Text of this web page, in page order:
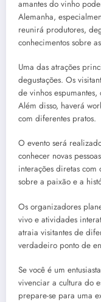
amantes do vinho
Alemanha,
reunirá produtores,
conhecimentos sobre
Uma das atrações
degustações. Os
de vinhos espumantes,
Além disso, haverá
com diferentes pratos.
O evento será
conhecer novas
interações diretas
sobre a paixão e a
Os organizadores
vivo e atividades
atraia visitantes de
verdadeiro ponto de
Se você é um
vivenciar a cultura do
prepare-se para uma